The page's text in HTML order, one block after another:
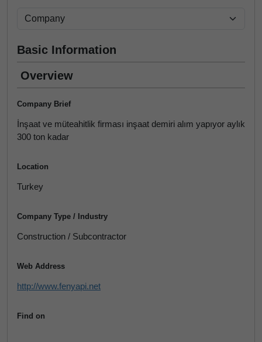
Basic Information
Overview
Company Brief
İnşaat ve müteahitlik firması inşaat demiri alım yapıyor aylık
300 ton kadar
Location
Turkey
Company Type / Industry
Construction / Subcontractor
Web Address
http://www.fenyapi.net
Find on